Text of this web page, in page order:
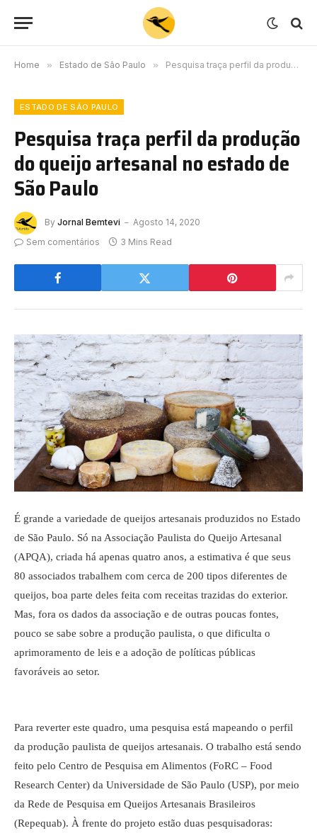
Home » Estado de São Paulo » Pesquisa traça perfil da produção do queijo artesanal no estado de São Paulo
ESTADO DE SÃO PAULO
Pesquisa traça perfil da produção
do queijo artesanal no estado de
São Paulo
By Jornal Bemtevi
Agosto 14, 2020
Sem comentários
3 Mins Read
É grande a variedade de queijos artesanais produzidos no Estado
de São Paulo. Só na Associação Paulista do Queijo Artesanal
(APQA), criada há apenas quatro anos, a estimativa é que seus
80 associados trabalhem com cerca de 200 tipos diferentes de
queijos, boa parte deles feita com receitas trazidas do exterior.
Mas, fora os dados da associação e de outras poucas fontes,
pouco se sabe sobre a produção paulista, o que dificulta o
aprimoramento de leis e a adoção de políticas públicas
favoráveis ao setor.
Para reverter este quadro, uma pesquisa está mapeando o perfil
da produção paulista de queijos artesanais. O trabalho está sendo
feito pelo Centro de Pesquisa em Alimentos (FoRC – Food
Research Center) da Universidade de São Paulo (USP), por meio
da Rede de Pesquisa em Queijos Artesanais Brasileiros
(Repequab). À frente do projeto estão duas pesquisadoras: